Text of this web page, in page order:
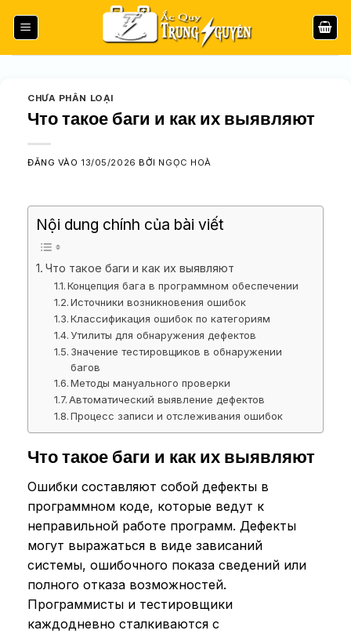
qua
CHƯA PHÂN LOẠI
Что такое баги и как их выявляют
ĐĂNG VÀO 13/05/2026 BỞI NGỌC HOÀ
Nội dung chính của bài viết
Что такое баги и как их выявляют
Концепция бага в программном обеспечении
Источники возникновения ошибок
Классификация ошибок по категориям
Утилиты для обнаружения дефектов
Значение тестировщиков в обнаружении
багов
Методы мануального проверки
Автоматический выявление дефектов
Процесс записи и отслеживания ошибок
Что такое баги и как их выявляют
Ошибки составляют собой дефекты в
программном коде, которые ведут к
неправильной работе программ. Дефекты
могут выражаться в виде зависаний
системы, ошибочного показа сведений или
полного отказа возможностей.
Программисты и тестировщики
каждодневно сталкиваются с